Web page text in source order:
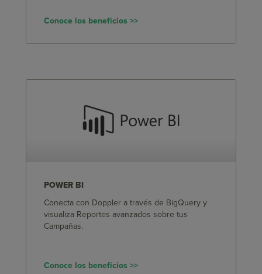
Conoce los beneficios >>
POWER BI
Conecta con Doppler a través de BigQuery y
visualiza Reportes avanzados sobre tus
Campañas.
Conoce los beneficios >>